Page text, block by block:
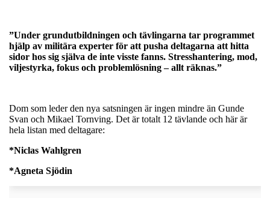
”Under grundutbildningen och tävlingarna tar programmet
hjälp av militära experter för att pusha deltagarna att hitta
sidor hos sig själva de inte visste fanns. Stresshantering, mod,
viljestyrka, fokus och problemlösning – allt räknas.”
Dom som leder den nya satsningen är ingen mindre än Gunde
Svan och Mikael Tornving. Det är totalt 12 tävlande och här är
hela listan med deltagare:
*Niclas Wahlgren
*Agneta Sjödin